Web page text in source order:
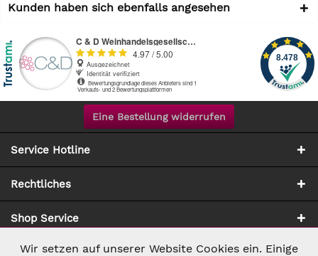
Kunden haben sich ebenfalls angesehen
Eine Bestellung widerrufen
Service Hotline
Rechtliches
Shop Service
Zahlung & Versand
Notwendig Aktiv
Wir setzen auf unserer Website Cookies ein. Einige